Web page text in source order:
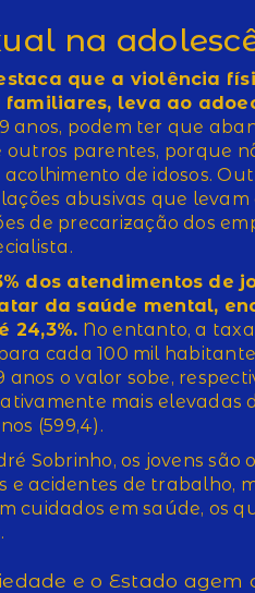
na
que a violência
leva ao
anos, podem ter que
parentes, porque
de idosos.
abusivas que levam
de precarização dos
dos atendimentos de
da saúde mental,
24,3%. No entanto, a
cada 100 mil
o valor sobe,
mais elevadas
(599,4).
Sobrinho, os jovens são
e acidentes de trabalho,
cuidados em saúde, os
e o Estado agem